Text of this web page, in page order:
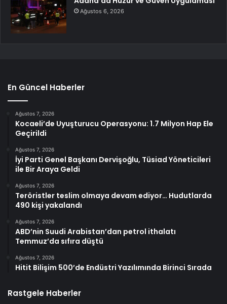
Ağustos 6, 2026
En Güncel Haberler
Ağustos 7, 2026
Kocaeli’de Uyuşturucu Operasyonu: 1.7 Milyon Hap Ele
Geçirildi
Ağustos 7, 2026
İyi Parti Genel Başkanı Dervişoğlu, Tüsiad Yöneticileri
ile Bir Araya Geldi
Ağustos 7, 2026
Teröristler teslim olmaya devam ediyor… Hudutlarda
490 kişi yakalandı
Ağustos 7, 2026
ABD’nin Suudi Arabistan’dan petrol ithalatı
Temmuz’da sıfıra düştü
Ağustos 7, 2026
Hitit Bilişim 500’de Endüstri Yazılımında Birinci Sırada
Rastgele Haberler